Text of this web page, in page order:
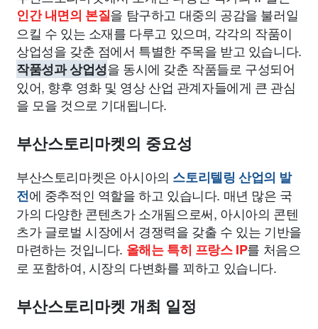
인간 내면의 본질을 탐구하고 대중의 공감을 불러일
으킬 수 있는 소재를 다루고 있으며, 각각의 작품이
상업성을 갖춘 점에서 특별한 주목을 받고 있습니다.
작품성과 상업성을 동시에 갖춘 작품들로 구성되어
있어, 향후 영화 및 영상 산업 관계자들에게 큰 관심
을 모을 것으로 기대됩니다.
부산스토리마켓의 중요성
부산스토리마켓은 아시아의 스토리텔링 산업의 발
전에 중추적인 역할을 하고 있습니다. 매년 많은 국
가의 다양한 콘텐츠가 소개됨으로써, 아시아의 콘텐
츠가 글로벌 시장에서 경쟁력을 갖출 수 있는 기반을
마련하는 것입니다. 올해는 특히 프랑스 IP를 처음으
로 포함하여, 시장의 다변화를 꾀하고 있습니다.
부산스토리마켓 개최 일정